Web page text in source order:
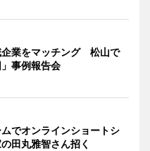
企業をマッチング 松山で
」事例報告会
でオンラインショートシ
田丸雅智さん招く